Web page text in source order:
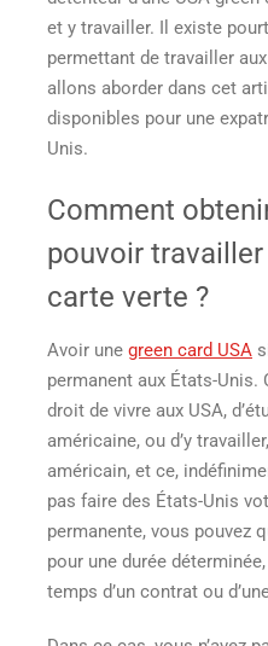
et y travailler. Il existe
permettant de travailler
allons aborder dans cet
disponibles pour une
Unis.
Comment
pouvoir travailler
carte verte ?
Avoir une green card USA
permanent aux États-
droit de vivre aux USA,
américaine, ou d’y
américain, et ce,
pas faire des États-Unis
permanente, vous pouvez
pour une durée
temps d’un contrat ou